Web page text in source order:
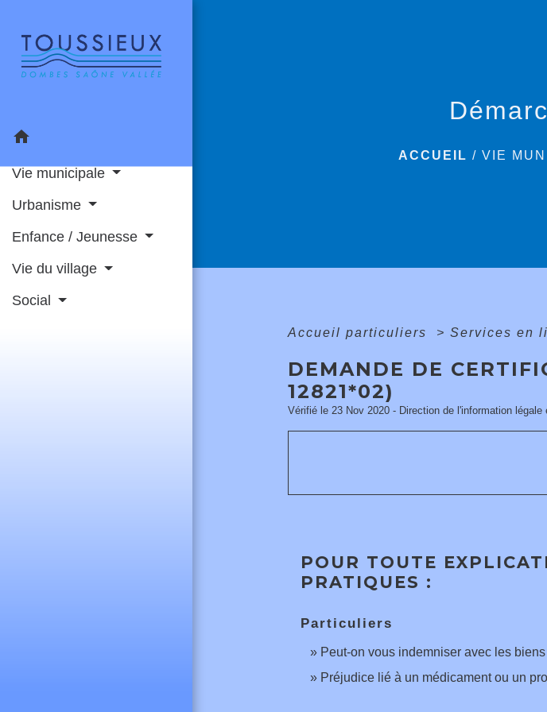
home
Vie municipale
Urbanisme
Enfance / Jeunesse
Vie du village
Social
ACCUEIL /VIE
Accueil particuliers > Services en
DEMANDE DE
12821*02)
Vérifié le 23 Nov 2020 - Direction de l'information
POUR TOUTE
PRATIQUES :
Particuliers
Peut-on vous indemniser avec les
Préjudice lié à un médicament ou un